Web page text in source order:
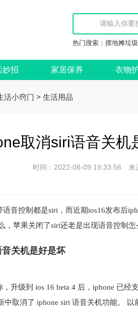
热门搜索： 摆地摊垃
妙招 家居保养 衣物
活小窍门 > 生活用品
取消siri语音关机
时间：2022-08-09 19:33:56
音控制都是siri，而近期ios16发布后
，苹果关闭了siri还老是出现语音控制
关机是好是坏
升级到 ios 16 beta 4 后，iphone 已
中取消了 iphone siri 语音关机功能。